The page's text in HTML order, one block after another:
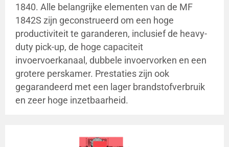
1840. Alle belangrijke elementen van de MF
1842S zijn geconstrueerd om een hoge
productiviteit te garanderen, inclusief de heavy-
duty pick-up, de hoge capaciteit
invoervoerkanaal, dubbele invoervorken en een
grotere perskamer. Prestaties zijn ook
gegarandeerd met een lager brandstofverbruik
en zeer hoge inzetbaarheid.